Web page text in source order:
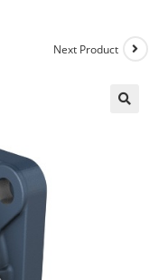
Next Product